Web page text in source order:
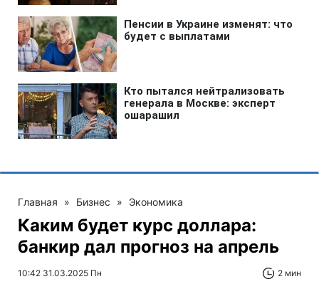
Главная » Бизнес » Экономика
Каким будет курс доллара:
банкир дал прогноз на апрель
10:42 31.03.2025 Пн 2 мин